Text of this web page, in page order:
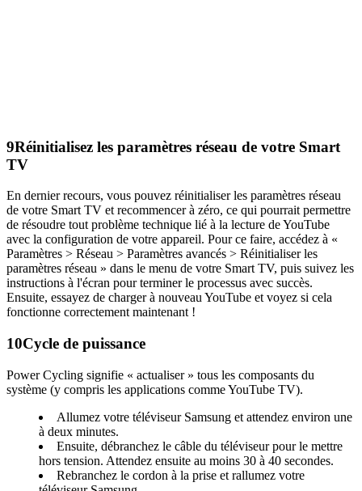
9Réinitialisez les paramètres réseau de votre Smart
TV
En dernier recours, vous pouvez réinitialiser les paramètres réseau
de votre Smart TV et recommencer à zéro, ce qui pourrait permettre
de résoudre tout problème technique lié à la lecture de YouTube
avec la configuration de votre appareil. Pour ce faire, accédez à «
Paramètres > Réseau > Paramètres avancés > Réinitialiser les
paramètres réseau » dans le menu de votre Smart TV, puis suivez les
instructions à l'écran pour terminer le processus avec succès.
Ensuite, essayez de charger à nouveau YouTube et voyez si cela
fonctionne correctement maintenant !
10Cycle de puissance
Power Cycling signifie « actualiser » tous les composants du
système (y compris les applications comme YouTube TV).
Allumez votre téléviseur Samsung et attendez environ une
à deux minutes.
Ensuite, débranchez le câble du téléviseur pour le mettre
hors tension. Attendez ensuite au moins 30 à 40 secondes.
Rebranchez le cordon à la prise et rallumez votre